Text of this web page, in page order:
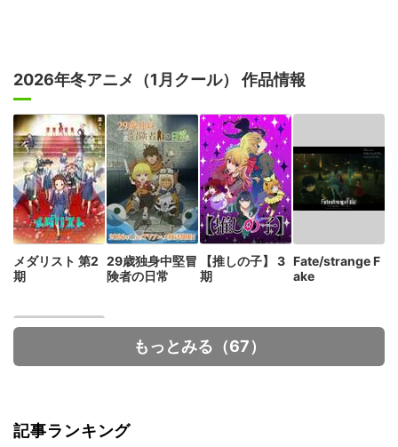
2026年冬アニメ（1月クール） 作品情報
メダリスト 第2
期
29歳独身中堅冒
険者の日常
【推しの子】 3
期
Fate/strange F
ake
もっとみる（67）
記事ランキング